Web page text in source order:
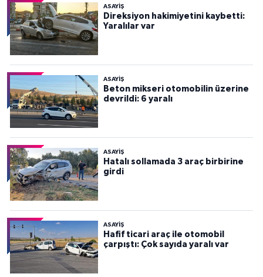
ASAYİŞ
Direksiyon hakimiyetini kaybetti:
Yaralılar var
ASAYİŞ
Beton mikseri otomobilin üzerine
devrildi: 6 yaralı
ASAYİŞ
Hatalı sollamada 3 araç birbirine
girdi
ASAYİŞ
Hafif ticari araç ile otomobil
çarpıştı: Çok sayıda yaralı var